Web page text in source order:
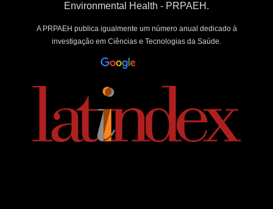
Environmental Health - PRPAEH.
A PRPAEH publica igualmente um número anual dedicado à
investigação em Ciências e Tecnologias da Saúde.